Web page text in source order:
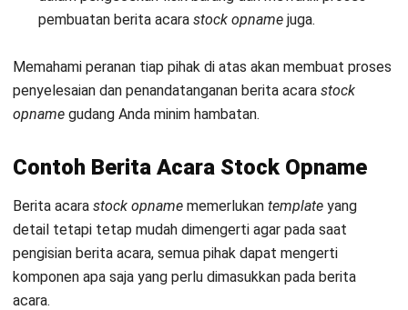
pembuatan berita acara stock opname juga.
Memahami peranan tiap pihak di atas akan membuat proses
penyelesaian dan penandatanganan berita acara stock
opname gudang Anda minim hambatan.
Contoh Berita Acara Stock Opname
Berita acara stock opname memerlukan template yang
detail tetapi tetap mudah dimengerti agar pada saat
pengisian berita acara, semua pihak dapat mengerti
komponen apa saja yang perlu dimasukkan pada berita
acara.